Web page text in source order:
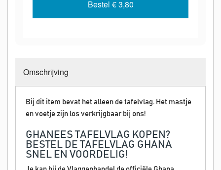
Bestel € 3,80
Omschrijving
Bij dit item bevat het alleen de tafelvlag. Het mastje
en voetje zijn los verkrijgbaar bij ons!
GHANEES TAFELVLAG KOPEN?
BESTEL DE TAFELVLAG GHANA
SNEL EN VOORDELIG!